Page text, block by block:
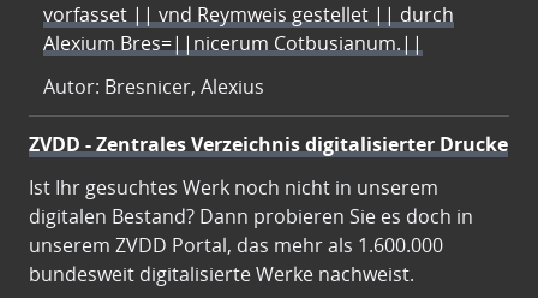
vorfasset || vnd Reymweis gestellet || durch
Alexium Bres=||nicerum Cotbusianum.||
Autor: Bresnicer, Alexius
ZVDD - Zentrales Verzeichnis digitalisierter Drucke
Ist Ihr gesuchtes Werk noch nicht in unserem
digitalen Bestand? Dann probieren Sie es doch in
unserem ZVDD Portal, das mehr als 1.600.000
bundesweit digitalisierte Werke nachweist.